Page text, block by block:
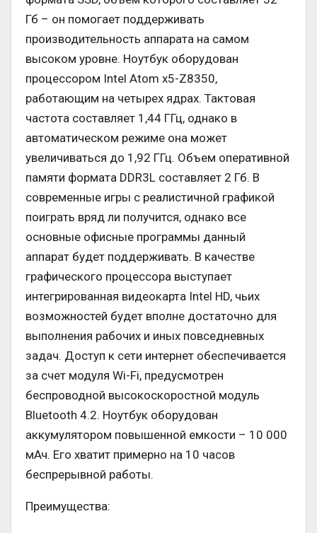
Гб – он помогает поддерживать
производительность аппарата на самом
высоком уровне. Ноутбук оборудован
процессором Intel Atom x5-Z8350,
работающим на четырех ядрах. Тактовая
частота составляет 1,44 ГГц, однако в
автоматическом режиме она может
увеличиваться до 1,92 ГГц. Объем оперативной
памяти формата DDR3L составляет 2 Гб. В
современные игры с реалистичной графикой
поиграть вряд ли получится, однако все
основные офисные программы данный
аппарат будет поддерживать. В качестве
графического процессора выступает
интегрированная видеокарта Intel HD, чьих
возможностей будет вполне достаточно для
выполнения рабочих и иных повседневных
задач. Доступ к сети интернет обеспечивается
за счет модуля Wi-Fi, предусмотрен
беспроводной высокоскоростной модуль
Bluetooth 4.2. Ноутбук оборудован
аккумулятором повышенной емкости – 10 000
мАч. Его хватит примерно на 10 часов
беспрерывной работы.
Преимущества: